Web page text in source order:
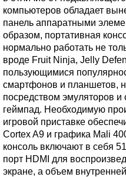
компьютеров обладает
панель аппаратными
образом, портативная
нормально работать не
вроде Fruit Ninja, Jelly
пользующимися
смартфонов и планшетов,
посредством эмуляторов
геймпад. Необходимую
игровой приставке
Cortex A9 и графика Mali
консоль включают в себя
порт HDMI для
экране, а объем